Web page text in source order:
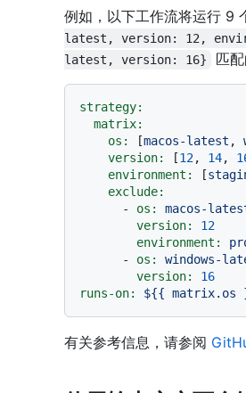
例如，以下工作流将运行 9
latest, version: 12,
latest, version: 16}
匹
strategy:
matrix:
os:
[macos-latest ,
version:
[12, 14,
environment:
[
exclude:
-
os:
macos-
version:
12
environment:
-
os:
windows-
version:
16
runs-on:
${{ matrix.os
有关参考信息，请参阅